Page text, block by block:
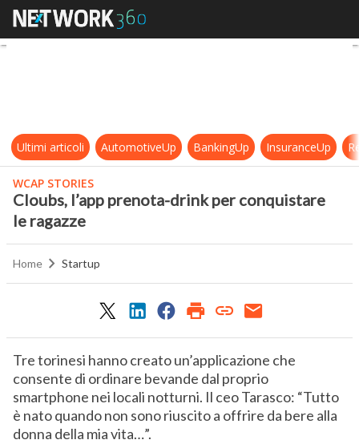
Cloubs, l’app prenota-drink per
Ultimi articoli AutomotiveUp BankingUp InsuranceUp
WCAP STORIES
Cloubs, l’app prenota-drink per conquistare
le ragazze
Home Startup
Tre torinesi hanno creato un’applicazione che
consente di ordinare bevande dal proprio
smartphone nei locali notturni. Il ceo Tarasco: “Tutto
è nato quando non sono riuscito a offrire da bere alla
donna della mia vita…”.